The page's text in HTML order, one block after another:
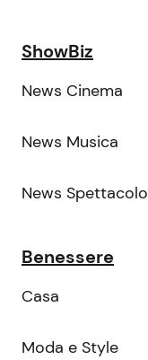
ShowBiz
News Cinema
News Musica
News Spettacolo
Benessere
Casa
Moda e Style